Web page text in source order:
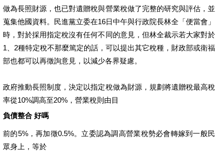
做為長照財源，也已對遺贈稅與營業稅做了完整的研究與評估，並
蒐集他國資料。民進黨立委在16日中午與行政院長林全「便當會」
時，對於採用指定稅沒有任何不同的意見，但林全裁示若大家對於
1、2種特定稅不那麼篤定的話，可以提出其它稅種，財政部或衛福
部也都可以再徵詢意見，以減少各界疑慮。
政府推動長照制度，決定以指定稅做為財源，規劃將遺贈稅最高稅
率從10%調高至20%，營業稅則由目
負債整合 好嗎
前的5%，再加徵0.5%。立委認為調高營業稅勢必會轉嫁到一般民
眾身上，等於